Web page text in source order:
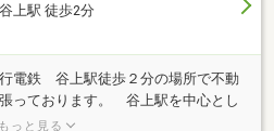
上駅 徒歩2分
鉄 谷上駅徒歩２分の場所で不動
っております。 谷上駅を中心とし
・管理を主な業務内容とする会社で
もっと見る